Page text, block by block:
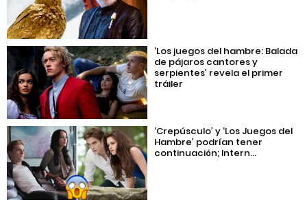
‘Los juegos del hambre: Balada
de pájaros cantores y
serpientes’ revela el primer
tráiler
‘Crepúsculo’ y ‘Los Juegos del
Hambre’ podrían tener
continuación; Intern...